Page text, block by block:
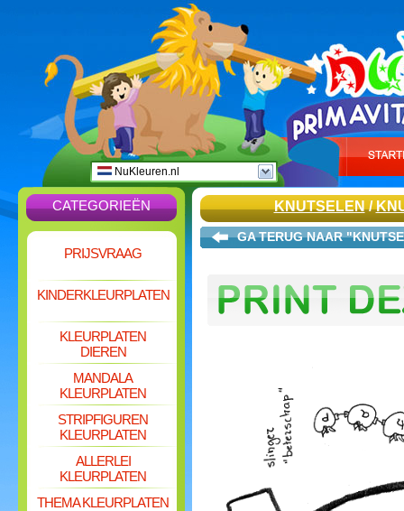
NuKleuren.nl
CATEGORIEËN
PRIJSVRAAG
KINDERKLEURPLATEN
KLEURPLATEN
DIEREN
MANDALA
KLEURPLATEN
STRIPFIGUREN
KLEURPLATEN
ALLERLEI
KLEURPLATEN
THEMA KLEURPLATEN
KNUTSELEN/
GA TERUG NAAR